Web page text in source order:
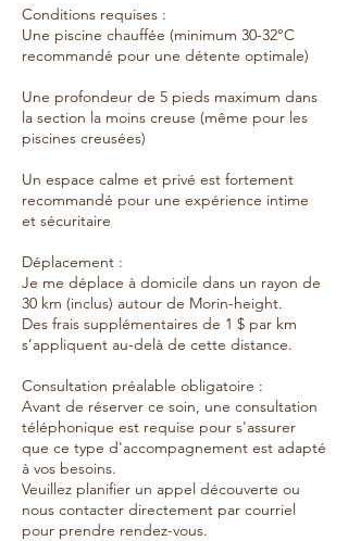
Conditions requises :
Une piscine chauffée (minimum 30-32°C
recommandé pour une détente optimale)
Une profondeur de 5 pieds maximum dans
la section la moins creuse (même pour les
piscines creusées)
Un espace calme et privé est fortement
recommandé pour une expérience intime
et sécuritaire
Déplacement :
Je me déplace à domicile dans un rayon de
30 km (inclus) autour de Morin-height.
Des frais supplémentaires de 1 $ par km
s’appliquent au-delà de cette distance.
Consultation préalable obligatoire :
Avant de réserver ce soin, une consultation
téléphonique est requise pour s'assurer
que ce type d'accompagnement est adapté
à vos besoins.
Veuillez planifier un appel découverte ou
nous contacter directement par courriel
pour prendre rendez-vous.